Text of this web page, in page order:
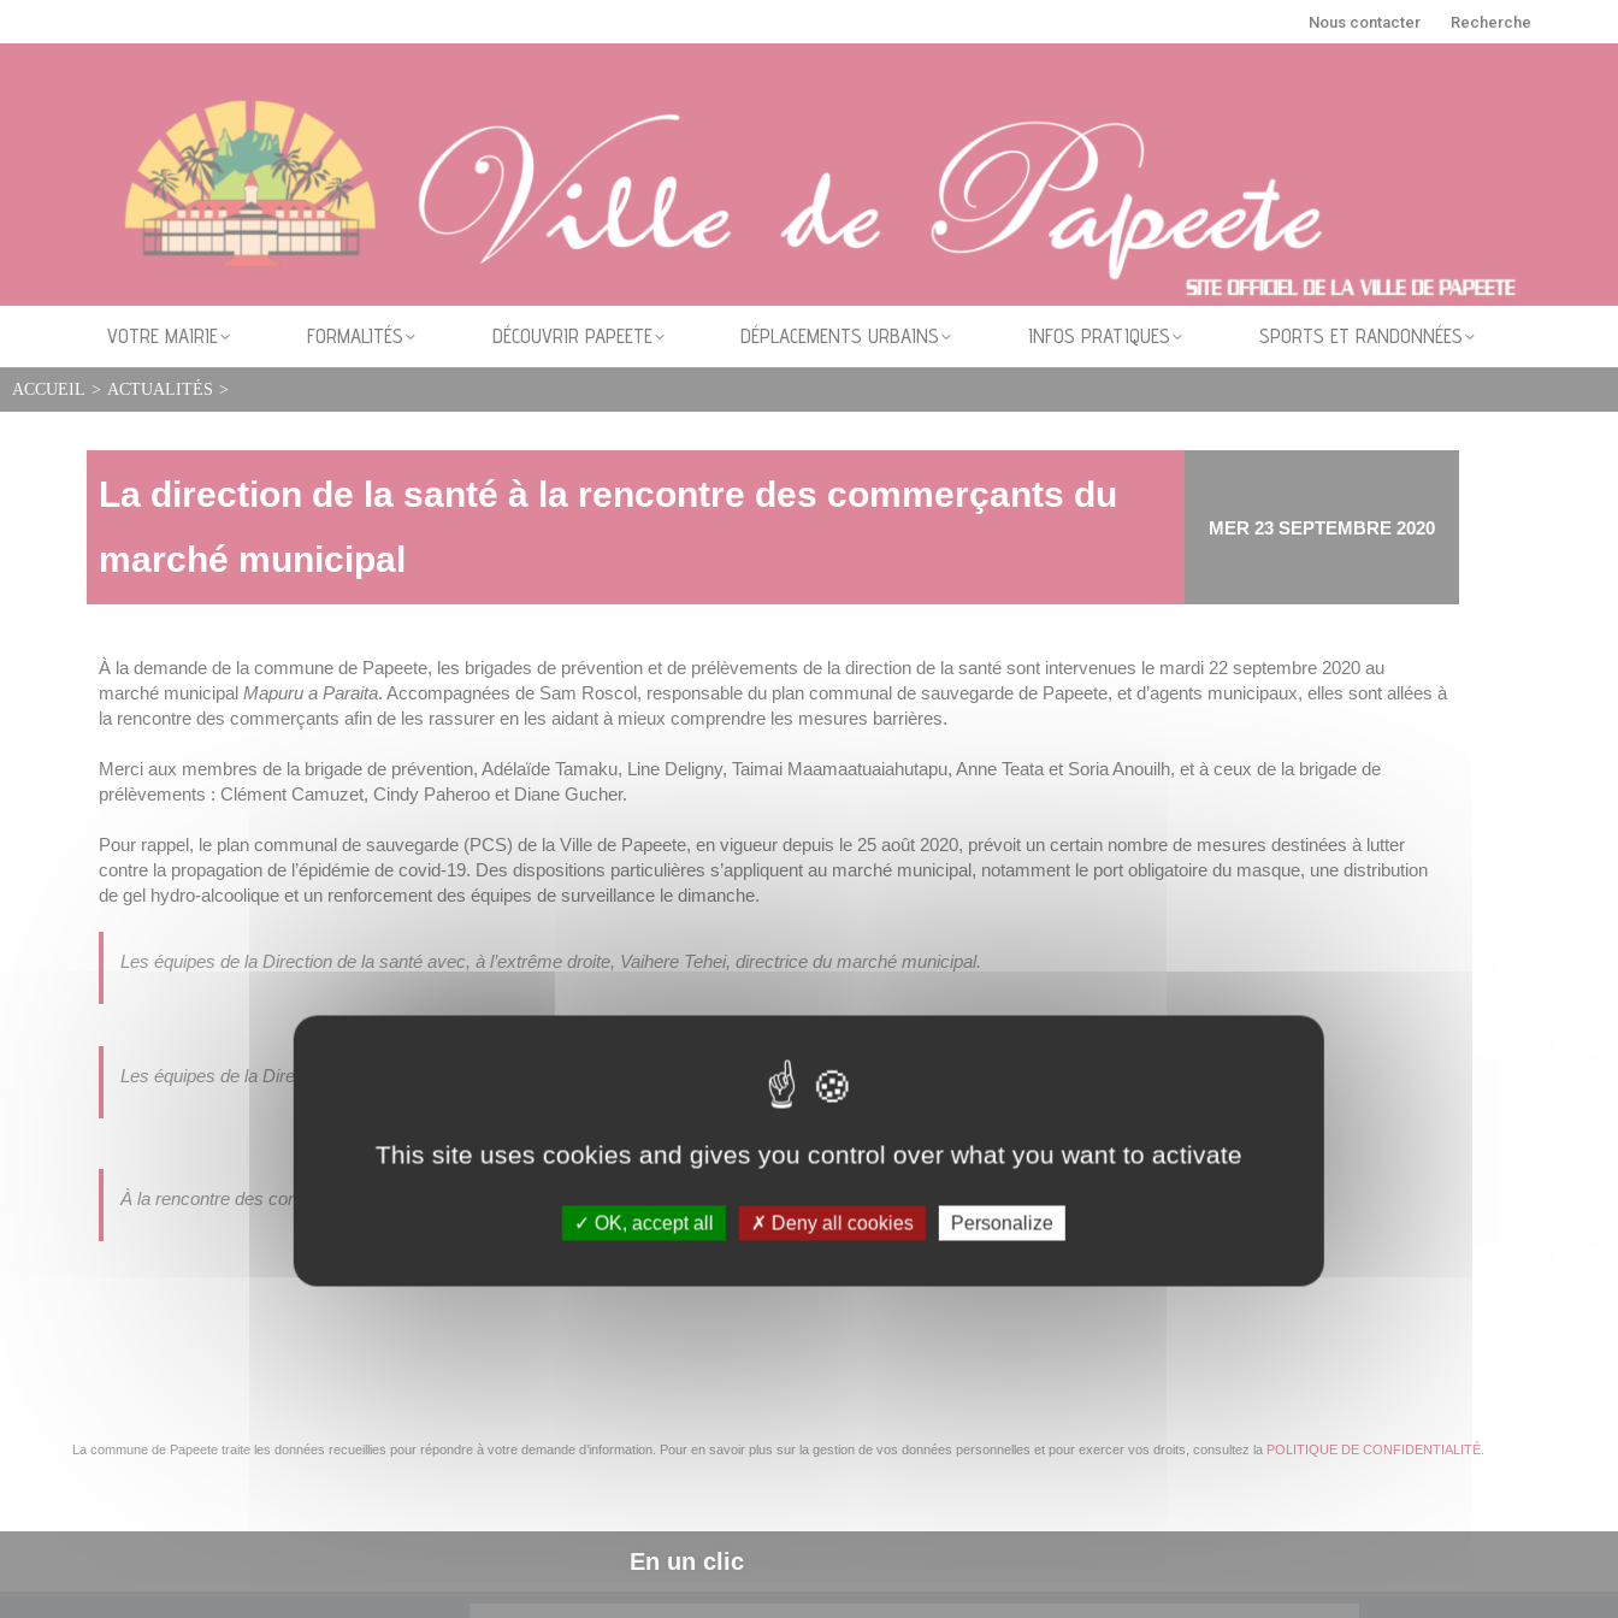
Nous contacter Recherche
VOTRE MAIRIE FORMALITÉS DÉCOUVRIR PAPEETE DÉPLACEMENTS URBAINS INFOS PRATIQUES SPORTS ET RANDONNÉES
ACCUEIL > ACTUALITÉS >
La direction de la santé à la rencontre des commerçants du
marché municipal
MER 23 SEPTEMBRE 2020
À la demande de la commune de Papeete, les brigades de prévention et de prélèvements de la direction de la santé sont intervenues le mardi 22 septembre 2020 au
marché municipal Mapuru a Paraita. Accompagnées de Sam Roscol, responsable du plan communal de sauvegarde de Papeete, et d’agents municipaux, elles sont allées à
la rencontre des commerçants afin de les rassurer en les aidant à mieux comprendre les mesures barrières.
Merci aux membres de la brigade de prévention, Adélaïde Tamaku, Line Deligny, Taimai Maamaatuaiahutapu, Anne Teata et Soria Anouilh, et à ceux de la brigade de
prélèvements : Clément Camuzet, Cindy Paheroo et Diane Gucher.
Pour rappel, le plan communal de sauvegarde (PCS) de la Ville de Papeete, en vigueur depuis le 25 août 2020, prévoit un certain nombre de mesures destinées à lutter
contre la propagation de l’épidémie de covid-19. Des dispositions particulières s’appliquent au marché municipal, notamment le port obligatoire du masque, une distribution
de gel hydro-alcoolique et un renforcement des équipes de surveillance le dimanche.
Les équipes de la Direction de la santé avec, à l’extrême droite, Vaihere Tehei, directrice du marché municipal.
Les équipes de la Direction de la santé avec, à gauche, Sam Roscol, responsable du Plan communal de sauvegarde de Papeete.
À la rencontre des commerçants du marché.
La commune de Papeete traite les données recueillies pour répondre à votre demande d’information. Pour en savoir plus sur la gestion de vos données personnelles et pour exercer vos droits, consultez la POLITIQUE DE CONFIDENTIALITÉ
En un clic
This site uses cookies and gives you control over what you want to activate
OK, accept all Deny all cookies Personalize